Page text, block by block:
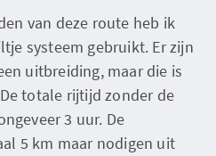
van deze route heb ik
systeem gebruikt. Er zijn
uitbreiding, maar die is
totale rijtijd zonder de
3 uur. De
5 km maar nodigen uit